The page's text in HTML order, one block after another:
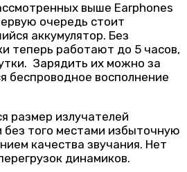
выше Earphones
очередь стоит
аккумулятор. Без
теперь работают до 5 часов,
Зарядить их можно за
беспроводное восполнение
размер излучателей
без того местами избыточную
качества звучания. Нет
динамиков.